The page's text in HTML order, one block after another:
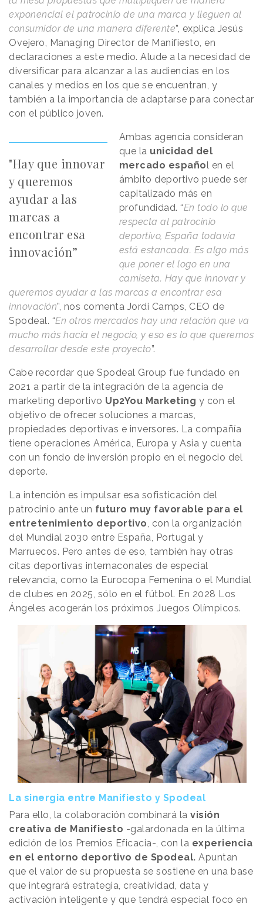
exponencial el patrocinio de una marca y lleguen al
consumidor de una manera diferente”, explica Jesús
Ovejero, Managing Director de Manifiesto, en
declaraciones a este medio. Alude a la necesidad de
diversificar para alcanzar a las audiencias en los
canales y medios en los que se encuentran, y
también a la importancia de adaptarse para conectar
con el público joven.
"Hay que innovar
y queremos
ayudar a las
marcas a
encontrar esa
innovación”
Ambas agencia consideran
que la unicidad del
mercado español en el
ámbito deportivo puede ser
capitalizado más en
profundidad. “En todo lo que
respecta al patrocinio
deportivo, España todavía
está estancada. Es algo más
que poner el logo en una
camiseta. Hay que innovar y
queremos ayudar a las marcas a encontrar esa
innovación”, nos comenta Jordi Camps, CEO de
Spodeal. “En otros mercados hay una relación que va
mucho más hacia el negocio, y eso es lo que queremos
desarrollar desde este proyecto”.
Cabe recordar que Spodeal Group fue fundado en
2021 a partir de la integración de la agencia de
marketing deportivo Up2You Marketing y con el
objetivo de ofrecer soluciones a marcas,
propiedades deportivas e inversores. La compañía
tiene operaciones América, Europa y Asia y cuenta
con un fondo de inversión propio en el negocio del
deporte.
La intención es impulsar esa sofisticación del
patrocinio ante un futuro muy favorable para el
entretenimiento deportivo, con la organización
del Mundial 2030 entre España, Portugal y
Marruecos. Pero antes de eso, también hay otras
citas deportivas internaconales de especial
relevancia, como la Eurocopa Femenina o el Mundial
de clubes en 2025, sólo en el fútbol. En 2028 Los
Ángeles acogerán los próximos Juegos Olímpicos.
La sinergia entre Manifiesto y Spodeal
Para ello, la colaboración combinará la visión
creativa de Manifiesto -galardonada en la última
edición de los Premios Eficacia-, con la experiencia
en el entorno deportivo de Spodeal. Apuntan
que el valor de su propuesta se sostiene en una base
que integrará estrategia, creatividad, data y
activación inteligente y que tendrá especial foco en